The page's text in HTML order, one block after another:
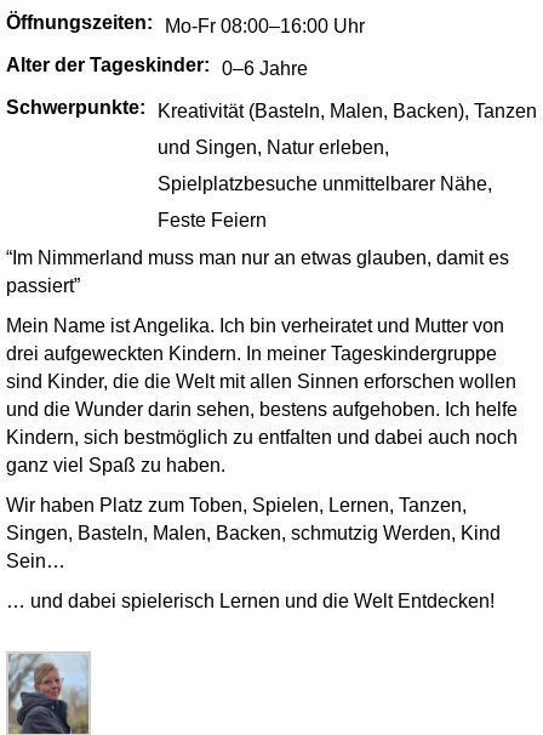
Öffnungszeiten:
Mo-Fr 08:00–16:00 Uhr
Alter der Tageskinder:
0–6 Jahre
Schwerpunkte:
Kreativität (Basteln, Malen, Backen), Tanzen
und Singen, Natur erleben,
Spielplatzbesuche unmittelbarer Nähe,
Feste Feiern
“Im Nimmerland muss man nur an etwas glauben, damit es
passiert”
Mein Name ist Angelika. Ich bin verheiratet und Mutter von
drei aufgeweckten Kindern. In meiner Tageskindergruppe
sind Kinder, die die Welt mit allen Sinnen erforschen wollen
und die Wunder darin sehen, bestens aufgehoben. Ich helfe
Kindern, sich bestmöglich zu entfalten und dabei auch noch
ganz viel Spaß zu haben.
Wir haben Platz zum Toben, Spielen, Lernen, Tanzen,
Singen, Basteln, Malen, Backen, schmutzig Werden, Kind
Sein…
… und dabei spielerisch Lernen und die Welt Entdecken!